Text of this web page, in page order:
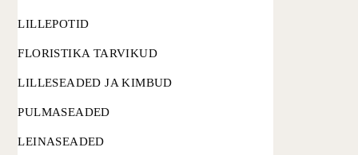
LILLEPOTID
FLORISTIKA TARVIKUD
LILLESEADED JA KIMBUD
PULMASEADED
LEINASEADED